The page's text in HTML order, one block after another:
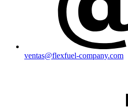
ventas@flexfuel-company.com